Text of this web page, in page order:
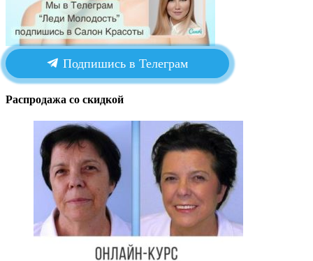
Подпишись в Телеграм
Распродажа со скидкой